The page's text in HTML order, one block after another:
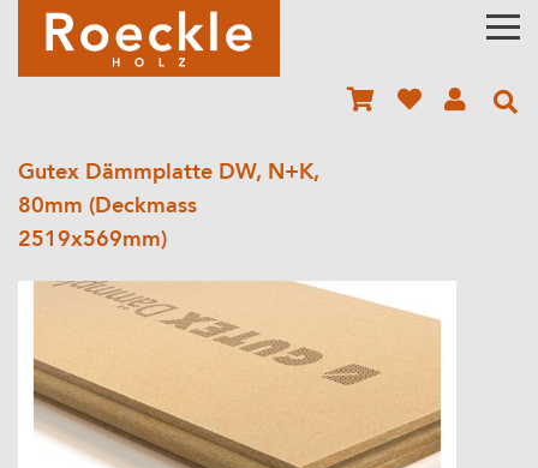
Gutex Dämmplatte DW, N+K,
80mm (Deckmass
2519x569mm)